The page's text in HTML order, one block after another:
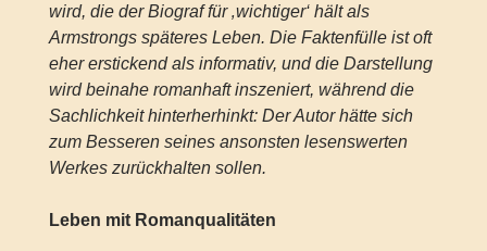
wird, die der Biograf für ‚wichtiger‘ hält als
Armstrongs späteres Leben. Die Faktenfülle ist oft
eher erstickend als informativ, und die Darstellung
wird beinahe romanhaft inszeniert, während die
Sachlichkeit hinterherhinkt: Der Autor hätte sich
zum Besseren seines ansonsten lesenswerten
Werkes zurückhalten sollen.
Leben mit Romanqualitäten